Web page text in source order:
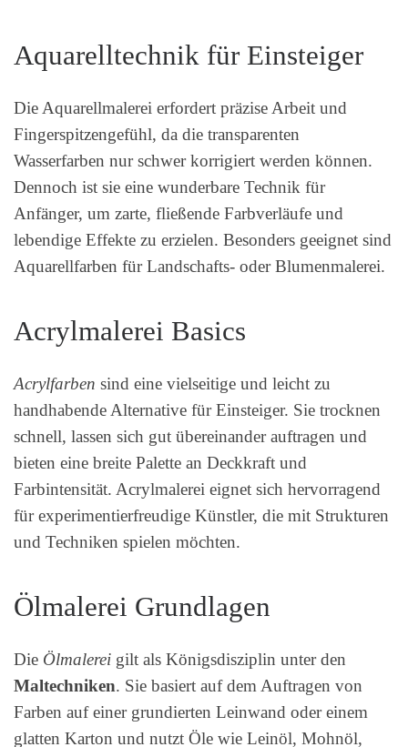
Aquarelltechnik für Einsteiger
Die Aquarellmalerei erfordert präzise Arbeit und
Fingerspitzengefühl, da die transparenten
Wasserfarben nur schwer korrigiert werden können.
Dennoch ist sie eine wunderbare Technik für
Anfänger, um zarte, fließende Farbverläufe und
lebendige Effekte zu erzielen. Besonders geeignet sind
Aquarellfarben für Landschafts- oder Blumenmalerei.
Acrylmalerei Basics
Acrylfarben sind eine vielseitige und leicht zu
handhabende Alternative für Einsteiger. Sie trocknen
schnell, lassen sich gut übereinander auftragen und
bieten eine breite Palette an Deckkraft und
Farbintensität. Acrylmalerei eignet sich hervorragend
für experimentierfreudige Künstler, die mit Strukturen
und Techniken spielen möchten.
Ölmalerei Grundlagen
Die Ölmalerei gilt als Königsdisziplin unter den
Maltechniken. Sie basiert auf dem Auftragen von
Farben auf einer grundierten Leinwand oder einem
glatten Karton und nutzt Öle wie Leinöl, Mohnöl,